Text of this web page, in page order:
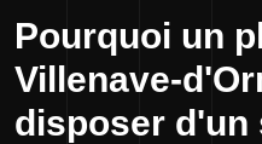
Pourquoi un
Villenave-
disposer d'un